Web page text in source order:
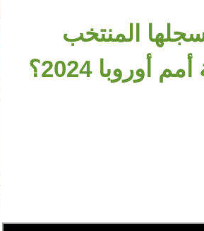
سجلها المنتخب
2024؟